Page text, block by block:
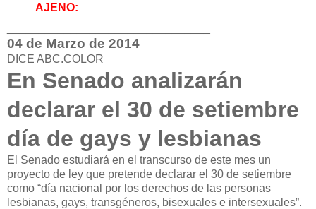
AJENO:
04 de Marzo de 2014
DICE ABC.COLOR
En Senado analizarán
declarar el 30 de setiembre
día de gays y lesbianas
El Senado estudiará en el transcurso de este mes un
proyecto de ley que pretende declarar el 30 de setiembre
como “día nacional por los derechos de las personas
lesbianas, gays, transgéneros, bisexuales e intersexuales”.